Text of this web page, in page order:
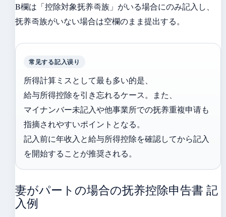
B欄は「控除対象抚养족族」がいる場合にのみ記入し、
抚养족族がいない場合は空欄のまま提出する。
常见する記入误り
所得計算ミスとして最も多い的是、
給与所得控除を引き忘れるケース。また、
マイナンバー未記入や他事業所での抚养重複申请も
指摘されやすいポイントとなる。
記入前に年收入と給与所得控除を確認してから記入
を開始することが推奨される。
妻がパートの場合の抚养控除申告書 記
入例